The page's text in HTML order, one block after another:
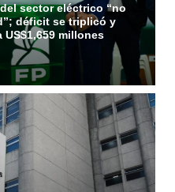
sector eléctrico “no
déficit se triplicó y
US$1,659 millones